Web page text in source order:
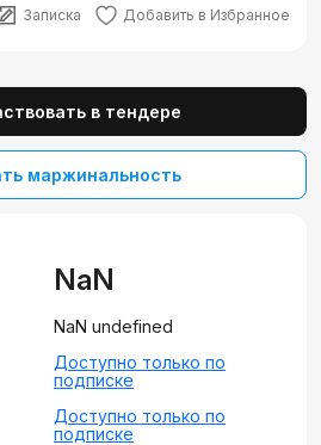
Записка Добавить в Избранное
в тендере
маржинальность
NaN
NaN undefined
Доступно только по
подписке
Доступно только по
подписке